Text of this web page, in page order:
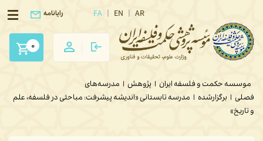
FA EN AR رایانامه
0
موسسه حکمت و فلسفه ایران پژوهش
مدرسه‌های
فصلی
برگزارشده
مدرسه تابستانی «اندیشه پیشرفت: مباحثی در فلسفه، علم
و تاریخ»